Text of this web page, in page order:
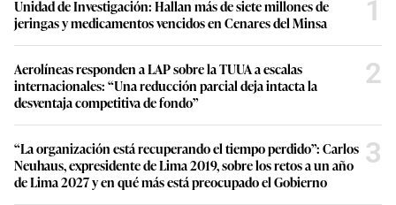
Unidad de Investigación: Hallan más de siete millones de
jeringas y medicamentos vencidos en Cenares del Minsa
1
Aerolíneas responden a LAP sobre la TUUA a escalas
internacionales: “Una reducción parcial deja intacta la
desventaja competitiva de fondo”
2
“La organización está recuperando el tiempo perdido”: Carlos
Neuhaus, expresidente de Lima 2019, sobre los retos a un año
de Lima 2027 y en qué más está preocupado el Gobierno
3